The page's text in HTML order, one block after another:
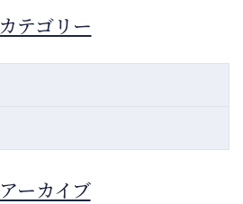
カテゴリー
アーカイブ